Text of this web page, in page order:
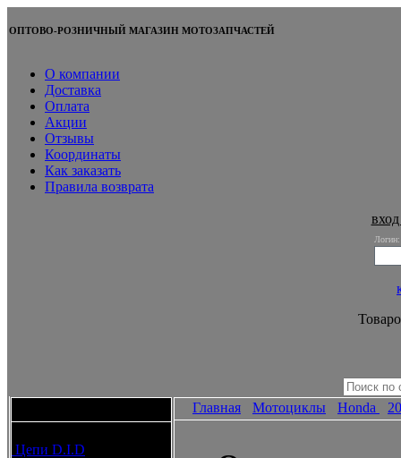
ОПТОВО-РОЗНИЧНЫЙ МАГАЗИН МОТОЗАПЧАСТЕЙ
О компании
Доставка
Оплата
Акции
Отзывы
Координаты
Как заказать
Правила возврата
Логин:
Цепи D.I.D
Главная Мотоциклы Honda